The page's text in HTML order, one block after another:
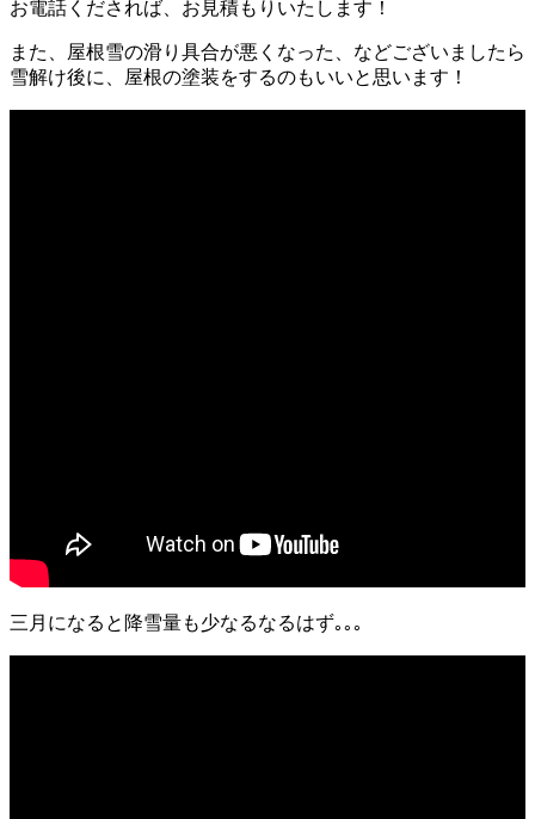
お電話くだされば、お見積もりいたします！
また、屋根雪の滑り具合が悪くなった、などございましたら
雪解け後に、屋根の塗装をするのもいいと思います！
三月になると降雪量も少なるなるはず｡｡｡